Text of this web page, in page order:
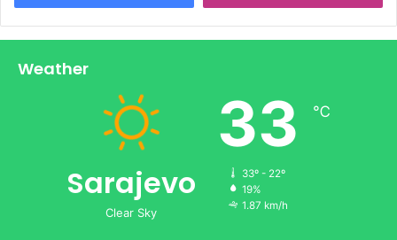
Weather
Sarajevo
Clear Sky
33 ℃
33º - 22º
19%
1.87 km/h